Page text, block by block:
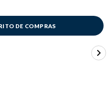
DE COMPRAS